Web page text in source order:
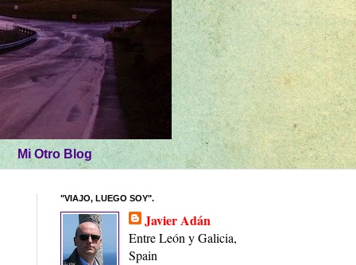
Mi Otro Blog
"VIAJO, LUEGO SOY".
Javier Adán
Entre León y Galicia,
Spain